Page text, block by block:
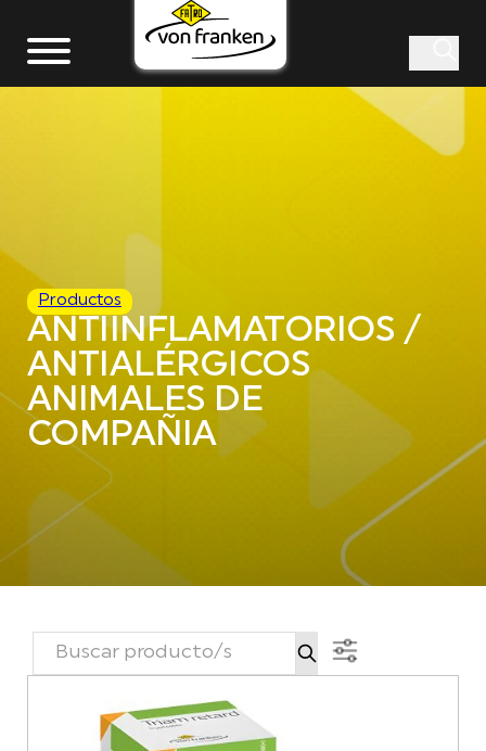
ANTIINFLAMATORIOS /
ANTIALÉRGICOS
ANIMALES DE
COMPAÑIA
Productos
BUSCAR